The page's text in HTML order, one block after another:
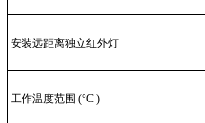
安装远距离独立红外灯
工作温度范围 (°C )